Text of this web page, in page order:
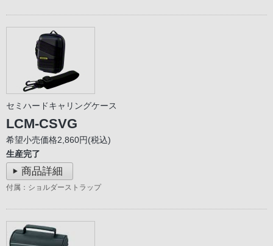
セミハードキャリングケース
LCM-CSVG
希望小売価格2,860円(税込)
生産完了
商品詳細
付属：ショルダーストラップ